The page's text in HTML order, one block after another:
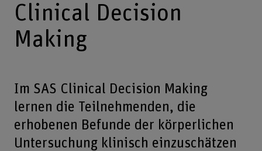
Clinical Decision
Making
Im SAS Clinical Decision Making
lernen die Teilnehmenden, die
erhobenen Befunde der körperlichen
Untersuchung klinisch einzuschätzen